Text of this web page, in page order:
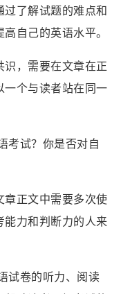
了解试题的难点和
自己的英语水平。
，需要在文章在正
个与读者站在同一
考试？你是否对自
正文中需要多次使
力和判断力的人来
试卷的听力、阅读